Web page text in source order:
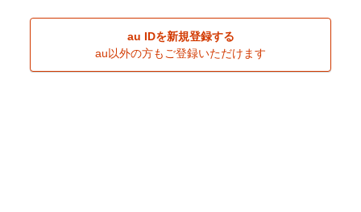
au IDを新規登録する
au以外の方もご登録いただけます